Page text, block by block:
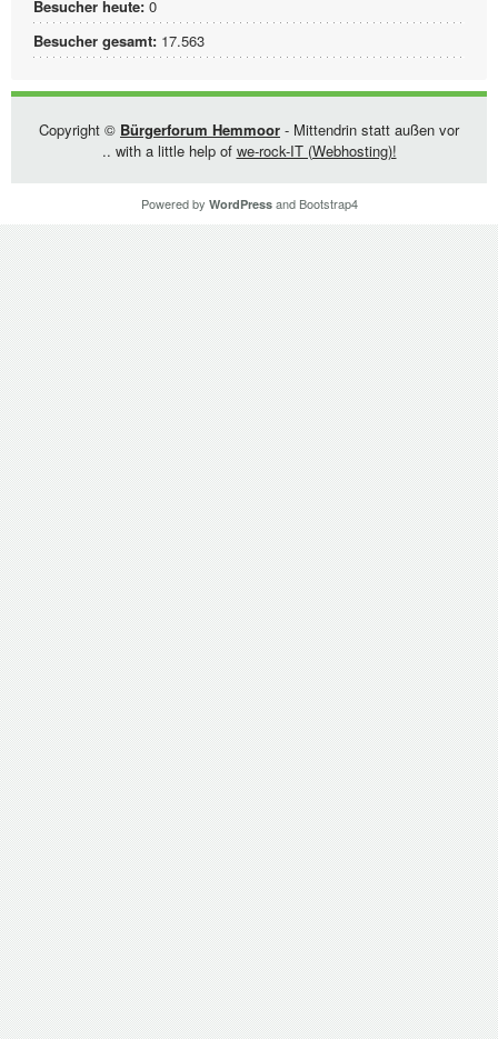
Besucher heute: 0
Besucher gesamt: 17.563
Copyright © Bürgerforum Hemmoor - Mittendrin statt außen vor
.. with a little help of we-rock-IT (Webhosting)!
Powered by WordPressand Bootstrap4